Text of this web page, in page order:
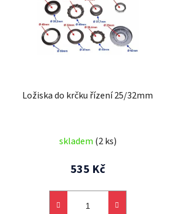
Ložiska do krčku řízení 25/32mm
skladem (2 ks)
535 Kč